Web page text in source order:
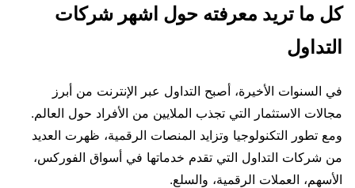
كل ما تريد معرفته حول اشهر شركات
التداول
في السنوات الأخيرة، أصبح التداول عبر الإنترنت من أبرز
مجالات الاستثمار التي تجذب الملايين من الأفراد حول العالم.
ومع تطور التكنولوجيا وتزايد المنصات الرقمية، ظهرت العديد
من شركات التداول التي تقدم خدماتها في أسواق الفوركس،
الأسهم، العملات الرقمية، والسلع.